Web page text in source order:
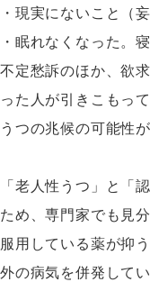
・現実にないこと（
・眠れなくなった。
不定愁訴のほか、欲
った人が引きこもっ
うつの兆候の可能性
「老人性うつ」と「
ため、専門家でも見
服用している薬が抑
外の病気を併発して